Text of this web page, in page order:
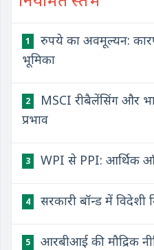
1
रुपये का अवमूल्यन:
भूमिका
2
MSCI रीबैलेंसिंग और
प्रभाव
3 WPI से PPI: आर्थिक
4 सरकारी बॉन्ड में
5
आरबीआई की मौद्रिक